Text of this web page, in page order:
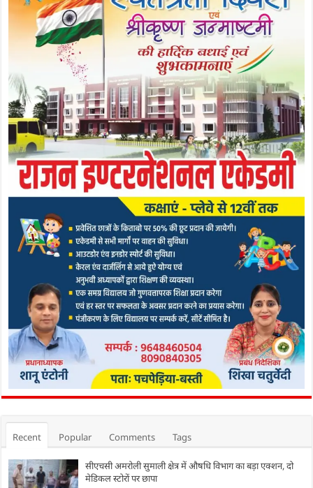
Recent Popular Comments Tags
सीएचसी अमरोली सुमाली क्षेत्र में औषधि विभाग का बड़ा एक्शन, दो
मेडिकल स्टोरों पर छापा